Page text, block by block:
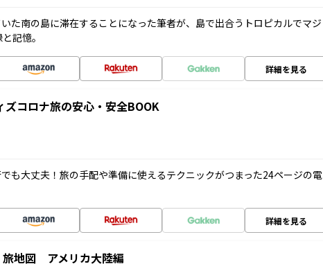
た南の島に滞在することになった筆者が、島で出合うトロピカルでマジ
記憶。
詳細を見る
ズコロナ旅の安心・安全BOOK
も大丈夫！旅の手配や準備に使えるテクニックがつまった24ページの電
詳細を見る
地図 アメリカ大陸編